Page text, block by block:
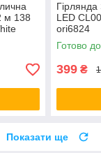
м 138
LED
ori6824
Готово
399 ₴
Показати ще